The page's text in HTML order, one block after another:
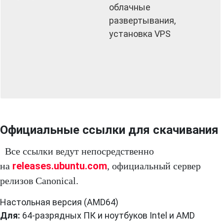
облачные
развертывания,
установка VPS
Официальные ссылки для скачивания
Все ссылки ведут непосредственно
на releases.ubuntu.com, официальный сервер
релизов Canonical.
Настольная версия (AMD64)
Для: 64-разрядных ПК и ноутбуков Intel и AMD